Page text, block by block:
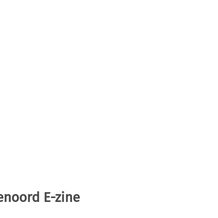
E-zine